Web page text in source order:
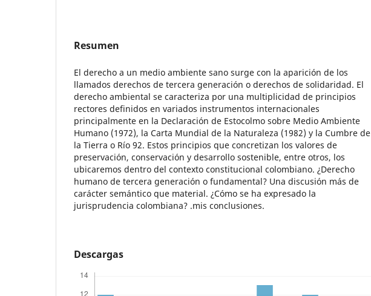
Resumen
El derecho a un medio ambiente sano surge con la aparición de los
llamados derechos de tercera generación o derechos de solidaridad. El
derecho ambiental se caracteriza por una multiplicidad de principios
rectores definidos en variados instrumentos internacionales
principalmente en la Declaración de Estocolmo sobre Medio Ambiente
Humano (1972), la Carta Mundial de la Naturaleza (1982) y la Cumbre de
la Tierra o Río 92. Estos principios que concretizan los valores de
preservación, conservación y desarrollo sostenible, entre otros, los
ubicaremos dentro del contexto constitucional colombiano. ¿Derecho
humano de tercera generación o fundamental? Una discusión más de
carácter semántico que material. ¿Cómo se ha expresado la
jurisprudencia colombiana? .mis conclusiones.
Descargas